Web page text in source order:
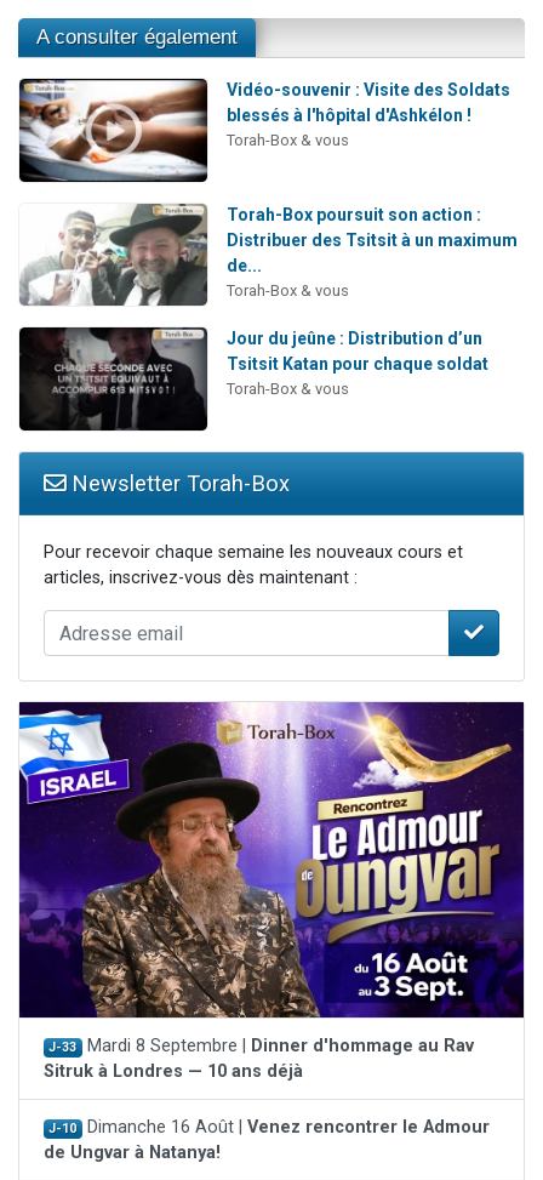
A consulter également
Vidéo-souvenir : Visite des Soldats
blessés à l'hôpital d'Ashkélon !
Torah-Box & vous
Torah-Box poursuit son action :
Distribuer des Tsitsit à un maximum
de...
Torah-Box & vous
Jour du jeûne : Distribution d’un
Tsitsit Katan pour chaque soldat
Torah-Box & vous
Newsletter Torah-Box
Pour recevoir chaque semaine les nouveaux cours et
articles, inscrivez-vous dès maintenant :
J-33 Mardi 8 Septembre |
Dinner d'hommage au Rav
Sitruk à Londres — 10 ans déjà
J-10 Dimanche 16 Août | Venez rencontrer le Admour
de Ungvar à Natanya!